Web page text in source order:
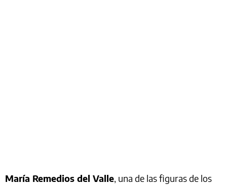
María Remedios del Valle, una de las figuras de los